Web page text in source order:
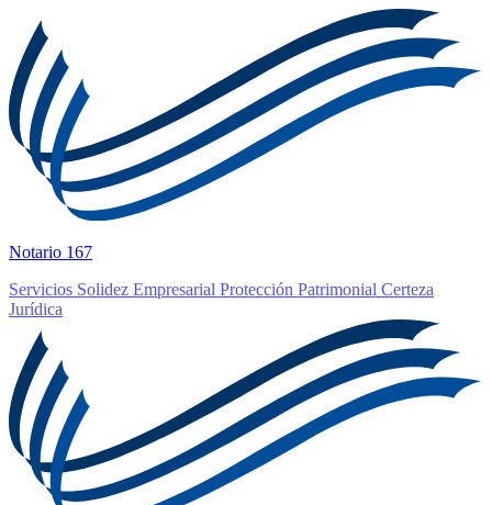
Notario 167
Servicios Solidez Empresarial Protección Patrimonial Certeza
Jurídica